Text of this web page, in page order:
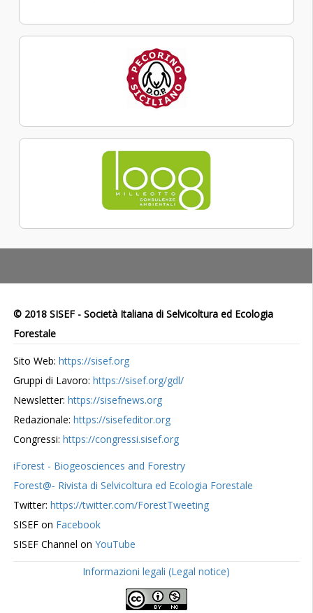
© 2018 SISEF - Società Italiana di Selvicoltura ed Ecologia
Forestale
Sito Web: https://sisef.org
Gruppi di Lavoro: https://sisef.org/gdl/
Newsletter: https://sisefnews.org
Redazionale: https://sisefeditor.org
Congressi: https://congressi.sisef.org
iForest - Biogeosciences and Forestry
Forest@- Rivista di Selvicoltura ed Ecologia Forestale
Twitter: https://twitter.com/ForestTweeting
SISEF on Facebook
SISEF Channel on YouTube
Informazioni legali (Legal notice)